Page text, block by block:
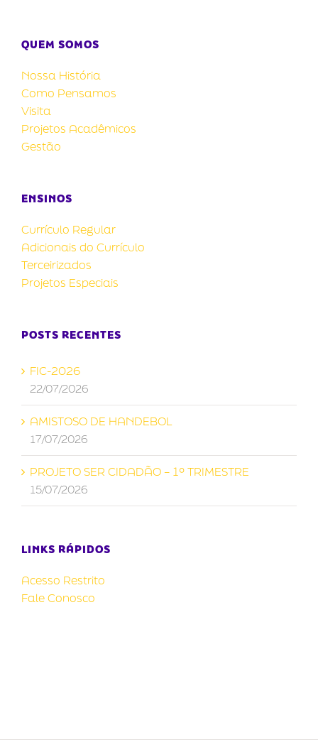
QUEM SOMOS
Nossa História
Como Pensamos
Visita
Projetos Acadêmicos
Gestão
ENSINOS
Currículo Regular
Adicionais do Currículo
Terceirizados
Projetos Especiais
POSTS RECENTES
FIC-2026
22/07/2026
AMISTOSO DE HANDEBOL
17/07/2026
PROJETO SER CIDADÃO – 1º TRIMESTRE
15/07/2026
LINKS RÁPIDOS
Acesso Restrito
Fale Conosco